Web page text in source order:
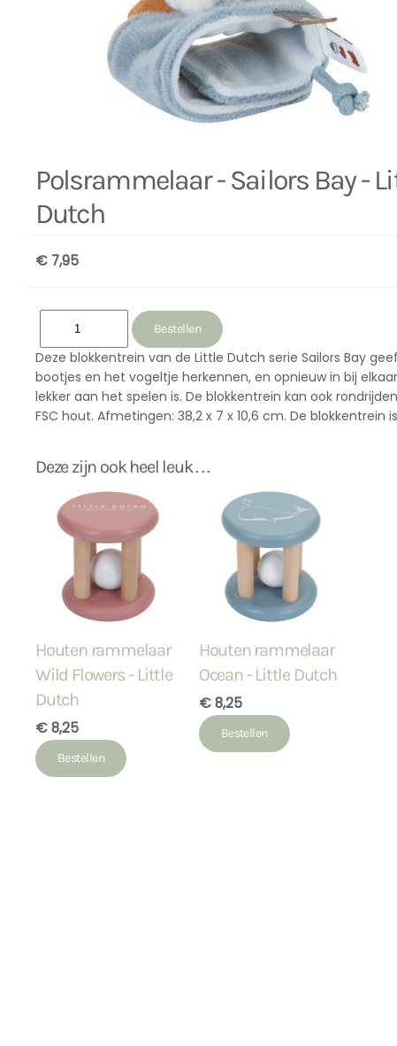
Polsrammelaar - Sailors Bay -
Dutch
€ 7,95
Deze blokkentrein van de Little Dutch serie Sailors Bay
bootjes en het vogeltje herkennen, en opnieuw in bij
lekker aan het spelen is. De blokkentrein kan ook
FSC hout. Afmetingen: 38,2 x 7 x 10,6 cm. De
Deze zijn ook heel leuk . . .
Houten rammelaar
Wild Flowers - Little
Dutch
€ 8,25
Bestellen
Houten rammelaar
Ocean - Little Dutch
€ 8,25
Bestellen